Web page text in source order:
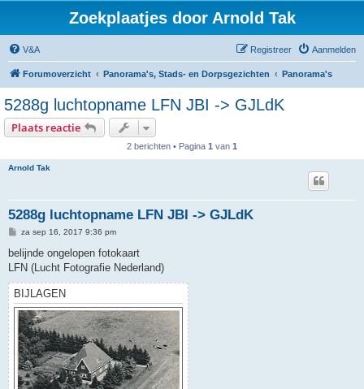
Zoekplaatjes door Arnold Tak
V&A Aanmelden
Registreer
Forumoverzicht Panorama's, Stads- en Dorpsgezichten Panorama's
5288g luchtopname LFN JBI -> GJLdK
Plaats reactie
2 berichten • Pagina 1 van 1
Arnold Tak
5288g luchtopname LFN JBI -> GJLdK
B
r
c
t
za sep 16, 2017 9:36 pm
belijnde ongelopen fotokaart
LFN (Lucht Fotografie Nederland)
BIJLAGEN